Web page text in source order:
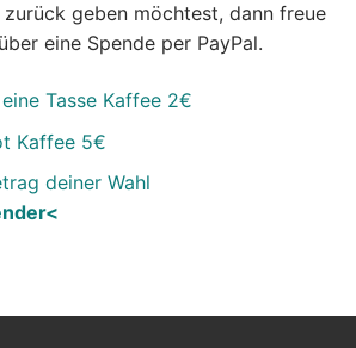
geben möchtest, dann freue
eine Spende per PayPal.
Tasse Kaffee 2€
Kaffee 5€
deiner Wahl